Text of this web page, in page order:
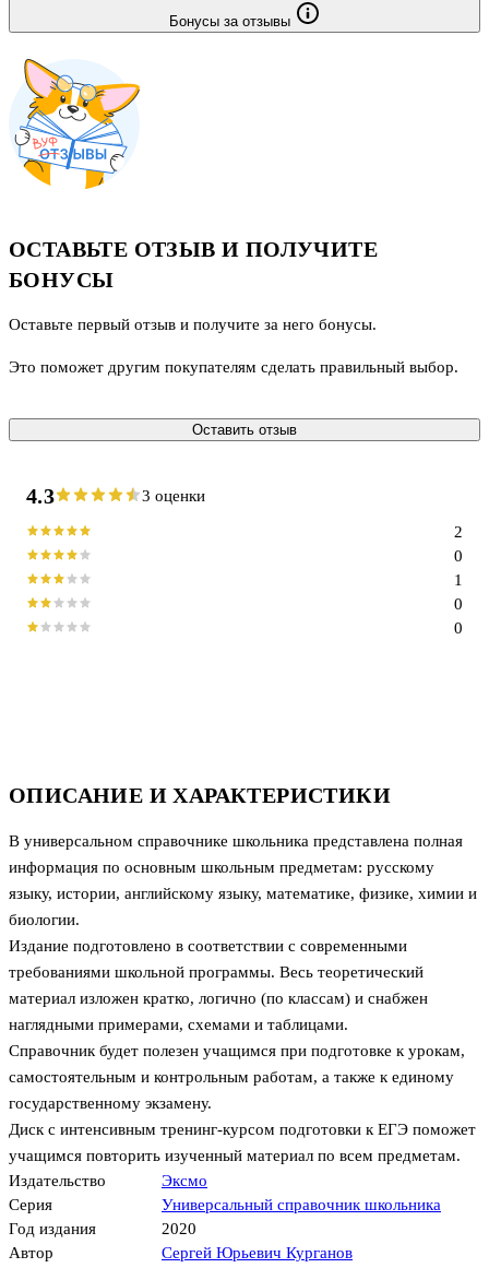
ОПИСАНИЕ И ХАРАКТЕРИСТИКИ
В универсальном справочнике школьника представлена полная
информация по основным школьным предметам: русскому
языку, истории, английскому языку, математике, физике, химии и
биологии.
Издание подготовлено в соответствии с современными
требованиями школьной программы. Весь теоретический
материал изложен кратко, логично (по классам) и снабжен
наглядными примерами, схемами и таблицами.
Справочник будет полезен учащимся при подготовке к урокам,
самостоятельным и контрольным работам, а также к единому
государственному экзамену.
Диск с интенсивным тренинг-курсом подготовки к ЕГЭ поможет
учащимся повторить изученный материал по всем предметам.
Издательство
Эксмо
Серия
Универсальный справочник школьника
Год издания
2020
Автор
Сергей Юрьевич Курганов
Бонусы за отзывы
ОСТАВЬТЕ ОТЗЫВ И ПОЛУЧИТЕ
БОНУСЫ
Оставьте первый отзыв и получите за него бонусы.
Это поможет другим покупателям сделать правильный выбор.
Оставить отзыв
4.3 3 оценки
0
0
1
0
2